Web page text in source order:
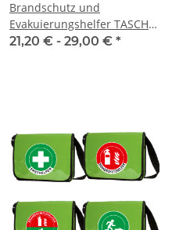
Brandschutz und
Evakuierungshelfer TASCHE
ECO Bag BRAND&EVAK
21,20 € - 29,00 € *